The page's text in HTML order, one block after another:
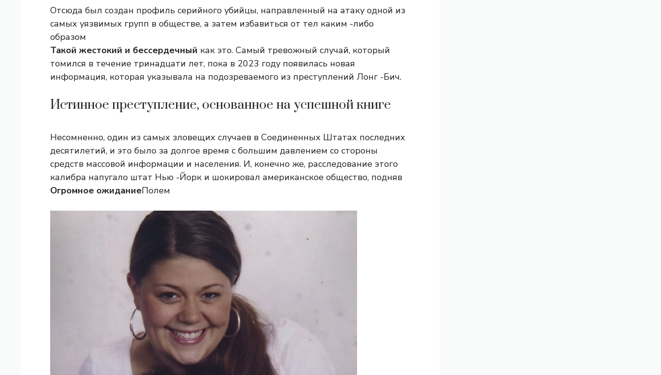
Отсюда был создан профиль серийного убийцы, направленный на атаку одной из
самых уязвимых групп в обществе, а затем избавиться от тел каким -либо
образом
Такой жестокий и бессердечный как это. Самый тревожный случай, который
томился в течение тринадцати лет, пока в 2023 году появилась новая
информация, которая указывала на подозреваемого из преступлений Лонг -Бич.
Истинное преступление, основанное на успешной книге
Несомненно, один из самых зловещих случаев в Соединенных Штатах последних
десятилетий, и это было за долгое время с большим давлением со стороны
средств массовой информации и населения. И, конечно же, расследование этого
калибра напугало штат Нью -Йорк и шокировал американское общество, подняв
Огромное ожиданиеПолем